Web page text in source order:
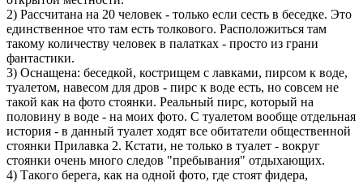
2) Рассчитана на 20 человек - только если сесть в беседке. Это
единственное что там есть толкового. Расположиться там
такому количеству человек в палатках - просто из грани
фантастики.
3) Оснащена: беседкой, кострищем с лавками, пирсом к воде,
туалетом, навесом для дров - пирс к воде есть, но совсем не
такой как на фото стоянки. Реальный пирс, который на
половину в воде - на моих фото. С туалетом вообще отдельная
история - в данный туалет ходят все обитатели общественной
стоянки Прилавка 2. Кстати, не только в туалет - вокруг
стоянки очень много следов "пребывания" отдыхающих.
4) Такого берега, как на одной фото, где стоят фидера,